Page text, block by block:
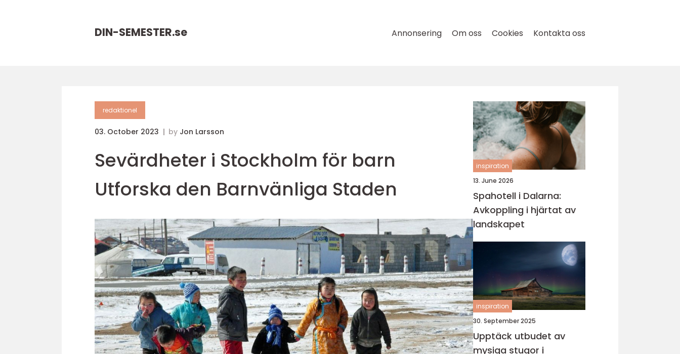
DIN-SEMESTER.se Annonsering Om oss Cookies Kontakta oss
redaktionel
03. October 2023 by Jon Larsson
Sevärdheter i Stockholm för barn
Utforska den Barnvänliga Staden
inspiration
13. June 2026
Spahotell i Dalarna:
Avkoppling i hjärtat av
landskapet
inspiration
30. September 2025
Upptäck utbudet av
mysiga stugor i